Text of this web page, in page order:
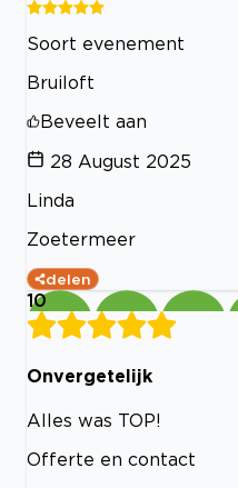
Soort evenement
Bruiloft
Beveelt aan
28 August 2025
Linda
Zoetermeer
delen
10
Onvergetelijk
Alles was TOP!
Offerte en contact